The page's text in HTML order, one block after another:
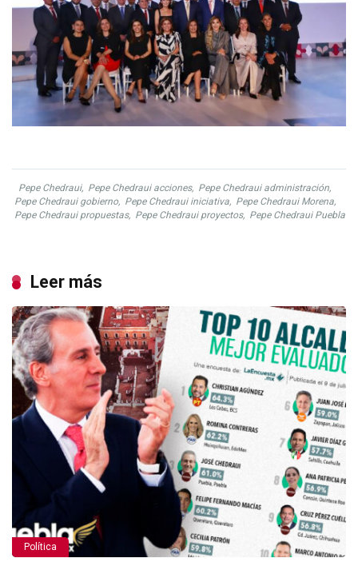
Pepe Chedraui, Pepe Chedraui acciones, Pepe Chedraui administración,
Pepe Chedraui gobierno, Pepe Chedraui iniciativa, Pepe Chedraui Morena,
Pepe Chedraui propuestas, Pepe Chedraui proyectos, Pepe Chedraui Puebla
Leer más
Política